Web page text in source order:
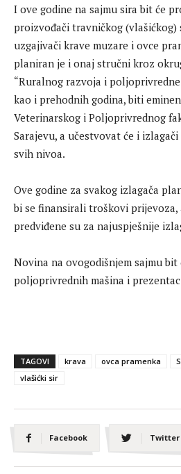
I ove godine na sajmu sira bit će
proizvođači travničkog (vlašićkog)
uzgajivači krave muzare i ovce
planiran je i onaj stručni kroz
“Ruralnog razvoja i
kao i prehodnih godina, biti
Veterinarskog i Poljoprivrednog
Sarajevu, a učestvovat će i
svih nivoa.
Ove godine za svakog izlagača
bi se finansirali troškovi prijevoza,
predviđene su za najuspješnije
Novina na ovogodišnjem sajmu bit
poljoprivrednih mašina i
TAGOVI krava ovca pramenka
vlašićki sir
Facebook Twitter